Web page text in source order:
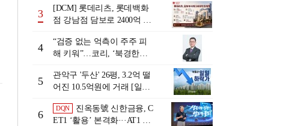
행 금융그룹의 꿈①]
3
[DCM] 롯데리츠, 롯데백화
점 강남점 담보로 2400억 조
4
“검증 없는 억측이 주주 피
해 키워”…코리, ‘북경한미
5
관악구 '두산' 26평, 3.2억 떨
어진 10.5억원에 거래 [일일
6
DQN
진옥동號 신한금융, C
ET1 ‘활용’ 본격화···AT1 늘